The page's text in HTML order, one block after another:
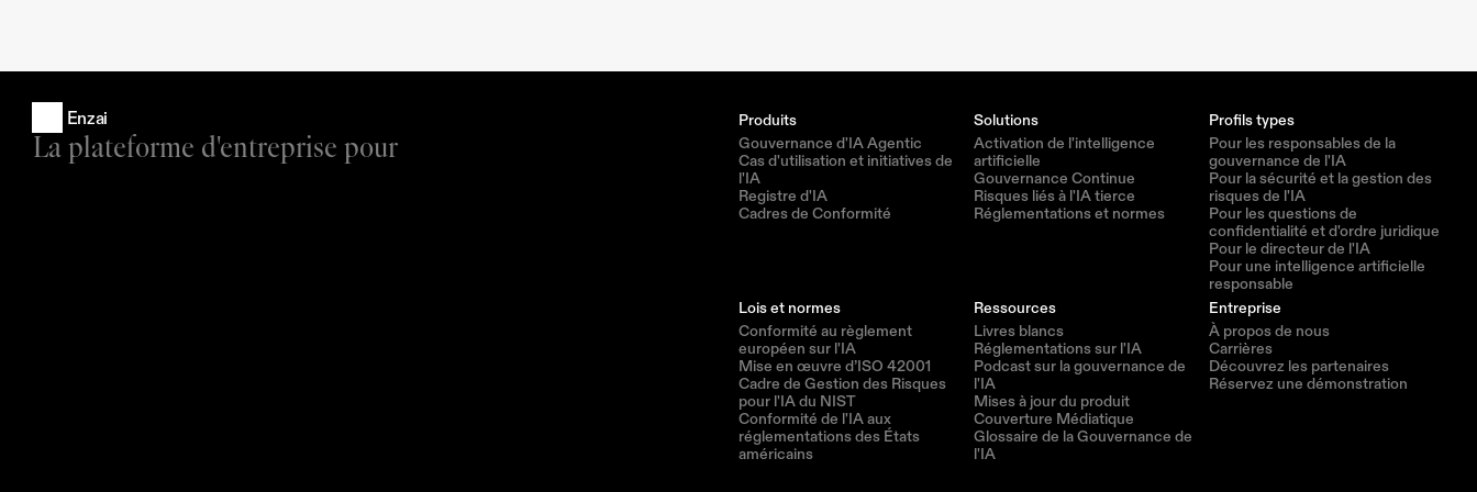
Enzai
La plateforme d'entreprise pour
Produits
Gouvernance d'IA Agentic
Cas d'utilisation et initiatives de
l'IA
Registre d'IA
Cadres de Conformité
Solutions
Activation de l'intelligence
artificielle
Gouvernance Continue
Risques liés à l'IA tierce
Réglementations et normes
Profils types
Pour les responsables de la
gouvernance de l'IA
Pour la sécurité et la gestion des
risques de l'IA
Pour les questions de
confidentialité et d'ordre juridique
Pour le directeur de l'IA
Pour une intelligence artificielle
responsable
Lois et normes
Conformité au règlement
européen sur l'IA
Mise en œuvre d’ISO 42001
Cadre de Gestion des Risques
pour l'IA du NIST
Conformité de l'IA aux
réglementations des États
américains
Ressources
Livres blancs
Réglementations sur l'IA
Podcast sur la gouvernance de
l'IA
Mises à jour du produit
Couverture Médiatique
Glossaire de la Gouvernance de
l'IA
Entreprise
À propos de nous
Carrières
Découvrez les partenaires
Réservez une démonstration